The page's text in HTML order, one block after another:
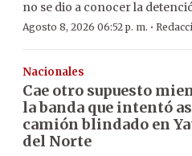
no se dio a conocer la
Agosto 8, 2026 06:52 p. m. ·
Nacionales
Cae otro supuesto
la banda que intentó
camión blindado en
del Norte